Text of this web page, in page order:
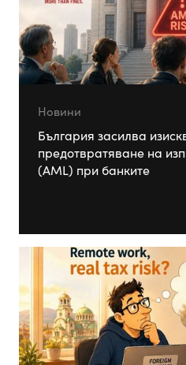
Новини
България засилва
предотвратяване на
(AML) при банките